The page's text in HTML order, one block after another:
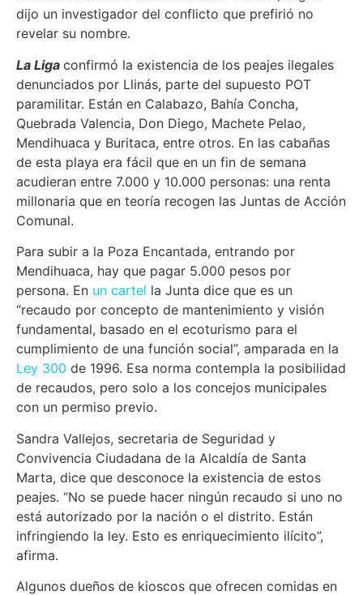
dijo un investigador del conflicto que prefirió no
revelar su nombre.
La Liga confirmó la existencia de los peajes ilegales
denunciados por Llinás, parte del supuesto POT
paramilitar. Están en Calabazo, Bahía Concha,
Quebrada Valencia, Don Diego, Machete Pelao,
Mendihuaca y Buritaca, entre otros. En las cabañas
de esta playa era fácil que en un fin de semana
acudieran entre 7.000 y 10.000 personas: una renta
millonaria que en teoría recogen las Juntas de Acción
Comunal.
Para subir a la Poza Encantada, entrando por
Mendihuaca, hay que pagar 5.000 pesos por
persona. En un cartel la Junta dice que es un
“recaudo por concepto de mantenimiento y visión
fundamental, basado en el ecoturismo para el
cumplimiento de una función social”, amparada en la
Ley 300 de 1996. Esa norma contempla la posibilidad
de recaudos, pero solo a los concejos municipales
con un permiso previo.
Sandra Vallejos, secretaria de Seguridad y
Convivencia Ciudadana de la Alcaldía de Santa
Marta, dice que desconoce la existencia de estos
peajes. “No se puede hacer ningún recaudo si uno no
está autorizado por la nación o el distrito. Están
infringiendo la ley. Esto es enriquecimiento ilícito”,
afirma.
Algunos dueños de kioscos que ofrecen comidas en